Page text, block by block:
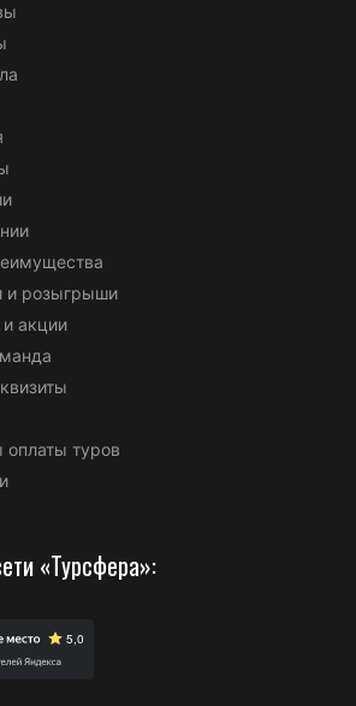
и розыгрыши
акции
оплаты туров
«Турсфера»: